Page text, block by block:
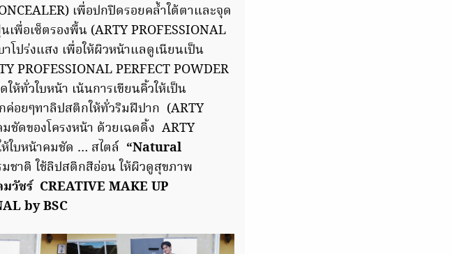
เพื่อปกปิดรอยคล้ำใต้ตาและจุด
พื่อเซ็ตรองพื้น (ARTY PROFESSIONAL
โปร่งแสง เพื่อให้ผิวหน้าแลดูเนียนเป็น
PERFECT POWDER
ห้ทั่วใบหน้า เน้นการเขียนคิ้วให้เป็น
อยๆทาลิปสติกให้ทั่วริมฝีปาก (ARTY
ชัดของโครงหน้า ด้วยเฉดดิ้ง ARTY
ใบหน้าคมชัด … สไตล์ “Natural
ชาติ ใช้ลิปสติกสีอ่อน ให้ผิวดูสุขภาพ
ชร์ CREATIVE MAKE UP
by BSC